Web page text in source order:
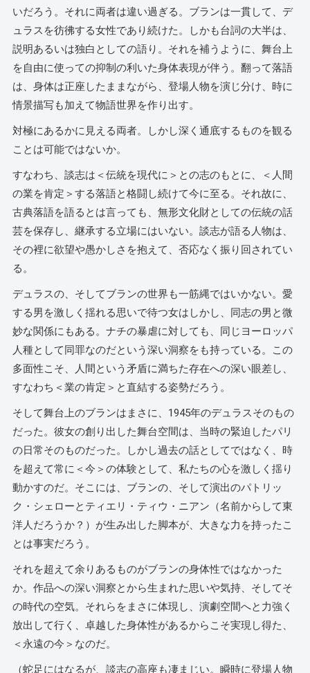
いだろう。それに両者は違い過ぎる。ブランは一貫して、デ
ュラスを彷彿する女性であり続けた。しかも台詞の大半は、
説明あるいは独白としての語り。それを補うように、舞台上
を自由に使っての抑制の利いた身体表現が伴う。翻って落語
は、身体は正座したままながら、登場人物を演じ分け、時に
情景描写も加えて物語世界を作り出す。
対極にあるかに見える両者。しかし深く通底するものを観る
ことは可能ではないか。
すなわち、談志は＜伝統を現代に＞との志のもとに、＜人間
の業を肯定＞する落語と格闘し続けて今に至る。それ故に、
古典落語を語るとは言っても、無形文化財としての伝統の話
芸を保存し、継承する立場にはいない。談志が語る人物は、
その裡に欲望や愚かしさを抱えて、否応なく振り回されてい
る。
デュラスの、そしてブランの世界も一筋縄ではいかない。愛
する男を激しく揺れる思いで待つ女はしかし、同志の男と微
妙な関係にもある。ナチの暴虐に対しても、同じヨーロッパ
人種として同罪なのだという深い洞察をも持っている。この
多面性こそ、人間という矛盾に満ちた存在への深い眼差し、
すなわち＜業の肯定＞と直結する姿勢だろう。
そして舞台上のブランはまさに、1945年のデュラスそのもの
だった。彼女の創り出した舞台空間は、当時の緊迫したパリ
の日常そのものだった。しかし過去の話としてではなく、時
を超えて常に＜今＞の体験として、私たちの心を激しく揺り
動かすのだ。そこには、ブランの、そして演出のパトリッ
ク・シェローとティエリ・ティウ・ニアン（名前からして東
洋人だろうか？）が生み出した脚本が、大きな力を持ったこ
とは事実だろう。
それを超えて余りあるものがブランの身体性ではなかった
か。作品への深い洞察とから生まれた思いや気持、そしてそ
の時代の空気。それらをまさに体現し、演劇空間へと力強く
放出して行く、卓越した身体性があるからこそ実現し得た、
＜永遠の今＞なのだ。
（蛇足にはなるが、談志の高座も凄まじい。瞬時に登場人物